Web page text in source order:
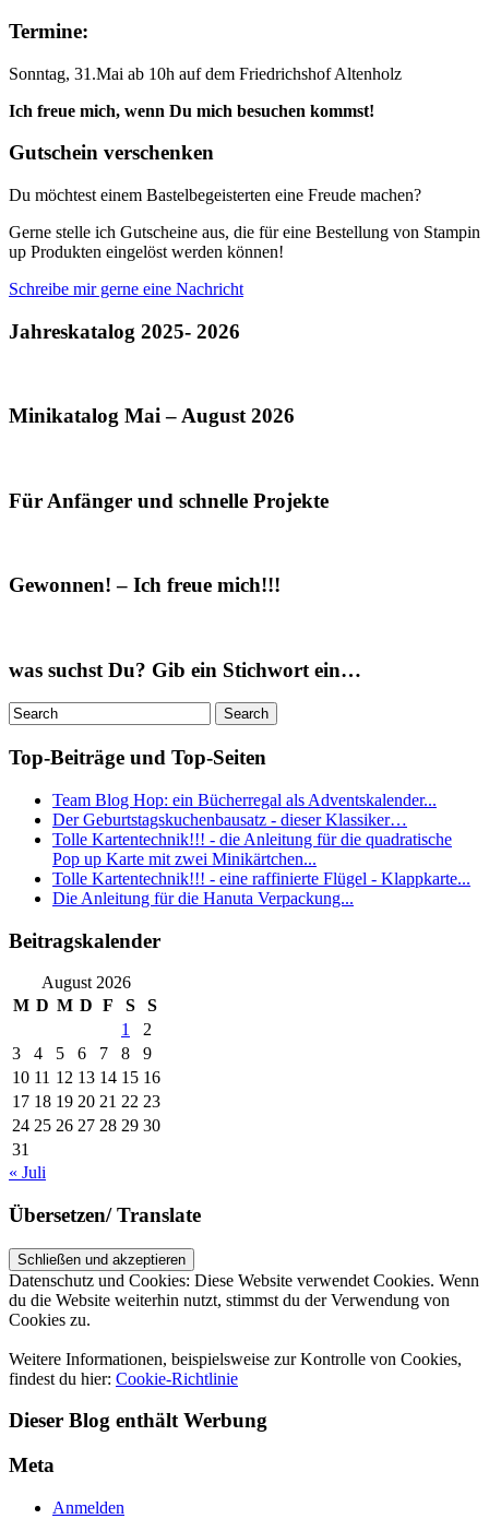
Termine:
Sonntag, 31.Mai ab 10h auf dem Friedrichshof Altenholz
Ich freue mich, wenn Du mich besuchen kommst!
Gutschein verschenken
Du möchtest einem Bastelbegeisterten eine Freude machen?
Gerne stelle ich Gutscheine aus, die für eine Bestellung von Stampin
up Produkten eingelöst werden können!
Schreibe mir gerne eine Nachricht
Jahreskatalog 2025- 2026
Minikatalog Mai – August 2026
Für Anfänger und schnelle Projekte
Gewonnen! – Ich freue mich!!!
was suchst Du? Gib ein Stichwort ein…
Top-Beiträge und Top-Seiten
Team Blog Hop: ein Bücherregal als Adventskalender...
Der Geburtstagskuchenbausatz - dieser Klassiker…
Tolle Kartentechnik!!! - die Anleitung für die quadratische
Pop up Karte mit zwei Minikärtchen...
Tolle Kartentechnik!!! - eine raffinierte Flügel - Klappkarte...
Die Anleitung für die Hanuta Verpackung...
Beitragskalender
August 2026
M D M D F S
S
1
2
3
4 5 6 7 8
9
10 11 12 13 14 15 16
17 18 19 20 21 22 23
24 25 26 27 28 29 30
31
« Juli
Übersetzen/ Translate
Datenschutz und Cookies: Diese Website verwendet Cookies. Wenn
du die Website weiterhin nutzt, stimmst du der Verwendung von
Cookies zu.
Weitere Informationen, beispielsweise zur Kontrolle von Cookies,
findest du hier: Cookie-Richtlinie
Dieser Blog enthält Werbung
Meta
Anmelden